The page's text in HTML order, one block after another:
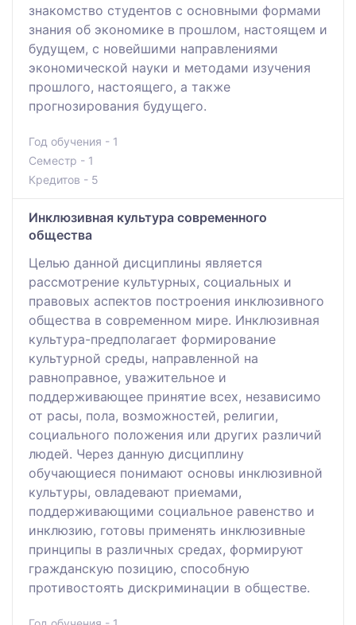
знакомство студентов с основными формами
знания об экономике в прошлом, настоящем и
будущем, с новейшими направлениями
экономической науки и методами изучения
прошлого, настоящего, а также
прогнозирования будущего.
Год обучения - 1
Семестр - 1
Кредитов - 5
Инклюзивная культура современного
общества
Целью данной дисциплины является
рассмотрение культурных, социальных и
правовых аспектов построения инклюзивного
общества в современном мире. Инклюзивная
культура-предполагает формирование
культурной среды, направленной на
равноправное, уважительное и
поддерживающее принятие всех, независимо
от расы, пола, возможностей, религии,
социального положения или других различий
людей. Через данную дисциплину
обучающиеся понимают основы инклюзивной
культуры, овладевают приемами,
поддерживающими социальное равенство и
инклюзию, готовы применять инклюзивные
принципы в различных средах, формируют
гражданскую позицию, способную
противостоять дискриминации в обществе.